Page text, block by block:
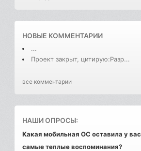
НОВЫЕ КОММЕНТАРИИ
...
Проект закрыт, цитирую:Разр...
все комментарии
НАШИ ОПРОСЫ:
Какая мобильная ОС оставила у вас
самые теплые воспоминания?